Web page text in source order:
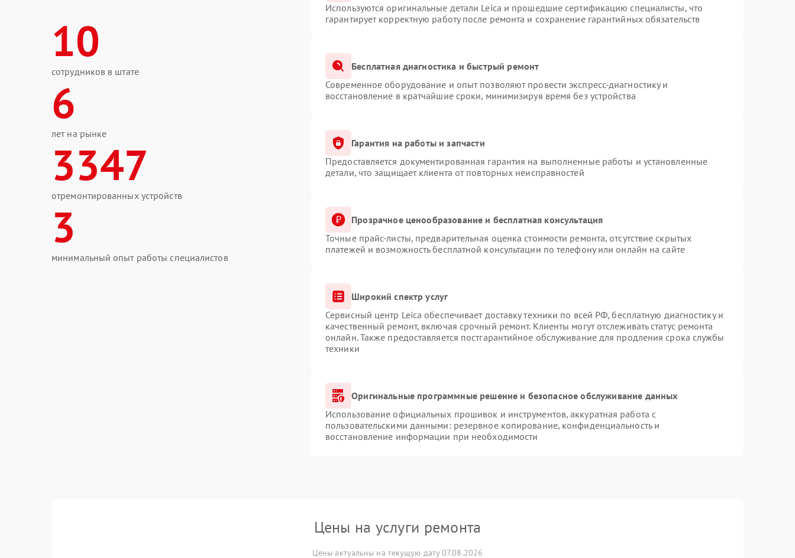
10
сотрудников в штате
6
лет на рынке
3347
отремонтированных устройств
3
минимальный опыт работы специалистов
Используются оригинальные детали Leica и прошедшие сертификацию специалисты, что
гарантирует корректную работу после ремонта и сохранение гарантийных обязательств
Бесплатная диагностика и быстрый ремонт
Современное оборудование и опыт позволяют провести экспресс-диагностику и
восстановление в кратчайшие сроки, минимизируя время без устройства
Гарантия на работы и запчасти
Предоставляется документированная гарантия на выполненные работы и установленные
детали, что защищает клиента от повторных неисправностей
Прозрачное ценообразование и бесплатная консультация
Точные прайс-листы, предварительная оценка стоимости ремонта, отсутствие скрытых
платежей и возможность бесплатной консультации по телефону или онлайн на сайте
Широкий спектр услуг
Сервисный центр Leica обеспечивает доставку техники по всей РФ, бесплатную диагностику и
качественный ремонт, включая срочный ремонт. Клиенты могут отслеживать статус ремонта
онлайн. Также предоставляется постгарантийное обслуживание для продления срока службы
техники
Оригинальные программные решение и безопасное обслуживание данных
Использование официальных прошивок и инструментов, аккуратная работа с
пользовательскими данными: резервное копирование, конфиденциальность и
восстановление информации при необходимости
Цены на услуги ремонта
Цены актуальны на текущую дату 07.08.2026